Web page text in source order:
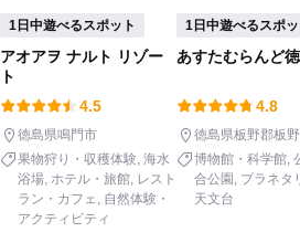
自然景観
社会見学
体験施設
1日中遊べるスポット
アオアヲ ナルト リゾー
ト
4.5
徳島県鳴門市
果物狩り・収穫体験 海水
浴場 ホテル・旅館 レスト
ラン・カフェ
自然体験・
アクティビティ
1日中遊べるスポ
あすたむらんど
4.8
徳島県板野郡板
博物館・科学館
合公園 プラネタ
天文台